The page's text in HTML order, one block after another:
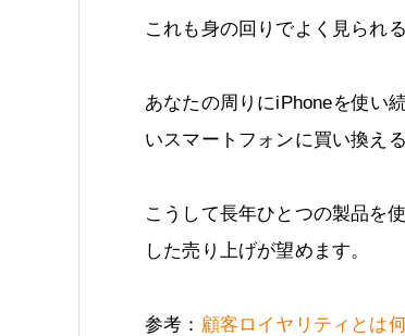
これも身の回りでよく見られ
あなたの周りにiPhoneを使い
いスマートフォンに買い換え
こうして長年ひとつの製品を
した売り上げが望めます。
参考： 顧客ロイヤリティとは